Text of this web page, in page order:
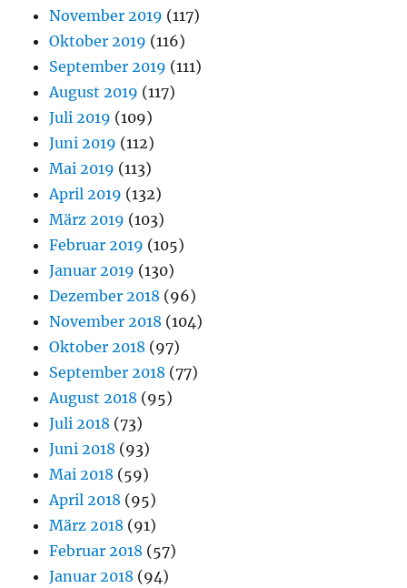
November 2019 (117)
Oktober 2019 (116)
September 2019 (111)
August 2019 (117)
Juli 2019 (109)
Juni 2019 (112)
Mai 2019 (113)
April 2019 (132)
März 2019 (103)
Februar 2019 (105)
Januar 2019 (130)
Dezember 2018 (96)
November 2018 (104)
Oktober 2018 (97)
September 2018 (77)
August 2018 (95)
Juli 2018 (73)
Juni 2018 (93)
Mai 2018 (59)
April 2018 (95)
März 2018 (91)
Februar 2018 (57)
Januar 2018 (94)